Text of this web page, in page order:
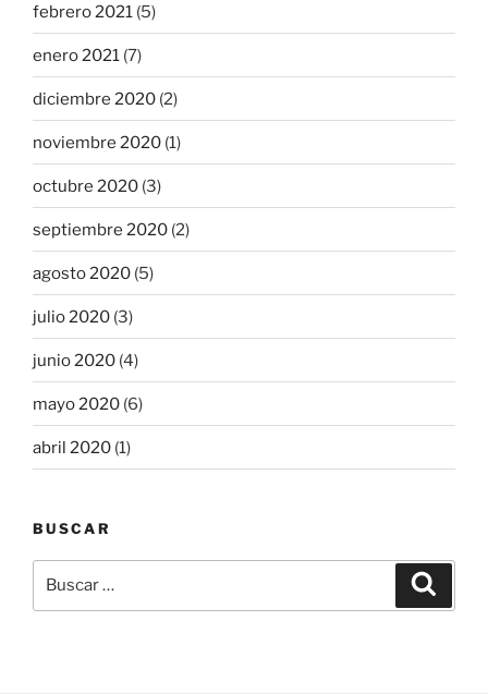
febrero 2021 (5)
enero 2021 (7)
diciembre 2020 (2)
noviembre 2020 (1)
octubre 2020 (3)
septiembre 2020 (2)
agosto 2020 (5)
julio 2020 (3)
junio 2020 (4)
mayo 2020 (6)
abril 2020 (1)
BUSCAR
por: